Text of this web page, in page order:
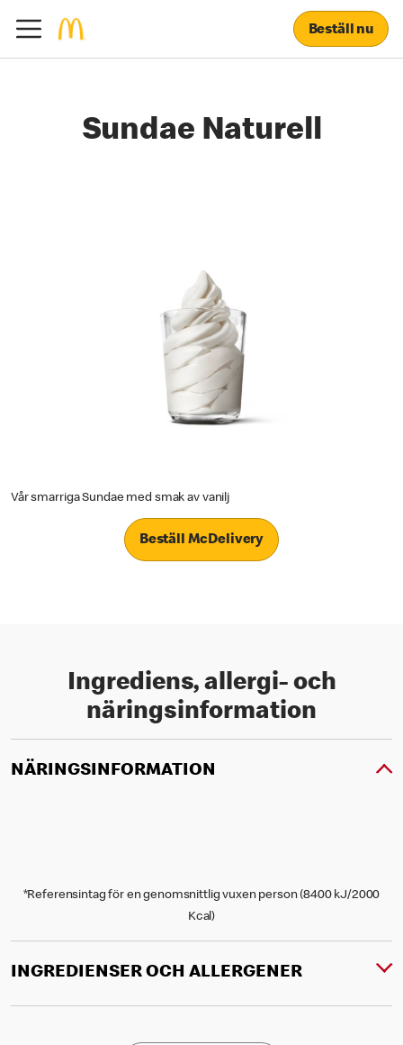
Beställ nu
Sundae Naturell
Vår smarriga Sundae med smak av vanilj
Beställ McDelivery
Ingrediens, allergi- och
näringsinformation
NÄRINGSINFORMATION
*Referensintag för en genomsnittlig vuxen person (8400 kJ/2000
Kcal)
INGREDIENSER OCH ALLERGENER